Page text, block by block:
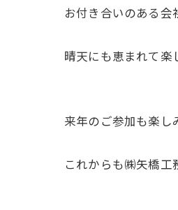
お付き合いのある会
晴天にも恵まれて楽
来年のご参加も楽し
これからも㈱矢橋工